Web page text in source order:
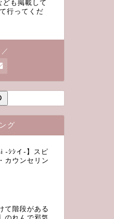
ども掲載して
行ってくだ
グ
-ｼｼイ-】スピ
カウンセリン
て階段がある